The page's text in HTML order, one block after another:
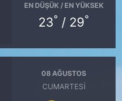
EN DÜŞÜK / EN YÜKSEK
23° / 29°
08 AĞUSTOS
CUMARTESI